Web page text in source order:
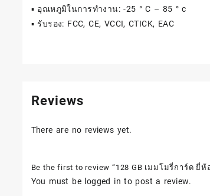
▪ อุณหภูมิในการทำงาน: -25 ° C – 85 ° c
▪ รับรอง: FCC, CE, VCCI, CTICK, EAC
Reviews
There are no reviews yet.
Be the first to review “128 GB เมมโมรี่การ์ด ยี่ห้
You must be logged in to post a review.